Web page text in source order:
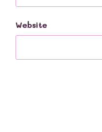
Website